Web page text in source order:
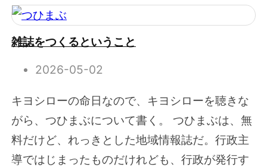
雑誌をつくるということ
2026-05-02
キヨシローの命日なので、キヨシローを聴きな
がら、つひまぶについて書く。 つひまぶは、無
料だけど、れっきとした地域情報誌だ。行政主
導ではじまったものだけれども、行政が発行す